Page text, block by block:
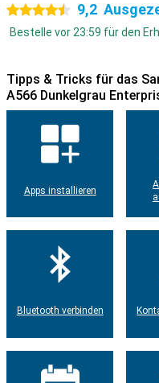
4.5 Sterne 9,2
Bestelle vor 23:59 für den
Tipps & Tricks für das
A566 Dunkelgrau
Apps installieren
Bluetooth verbinden